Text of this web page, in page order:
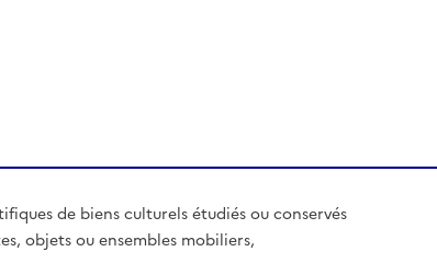
de biens culturels étudiés ou conservés
objets ou ensembles mobiliers,